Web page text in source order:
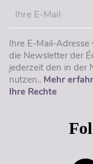
Ihre E-Mail-
die Newsletter der
jederzeit den in der
nutzen.. Mehr
Ihre Rechte